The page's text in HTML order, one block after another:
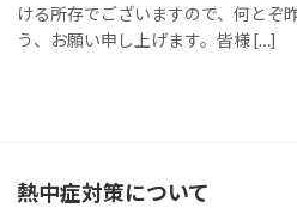
ける所存でございますので、何とぞ
う、お願い申し上げます。皆様 […]
熱中症対策について